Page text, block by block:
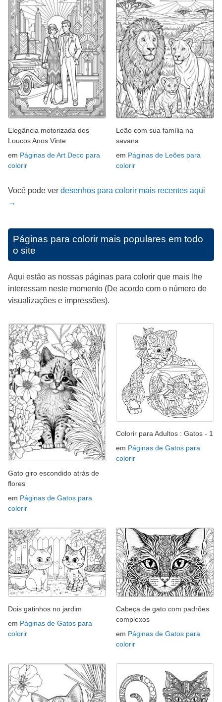
Elegância motorizada dos
Loucos Anos Vinte
em Páginas de Art Deco para
colorir
Leão com sua família na
savana
em Páginas de Leões para
colorir
Você pode ver desenhos para colorir mais recentes aqui
→
Páginas para colorir mais populares em todo
o site
Aqui estão as nossas páginas para colorir que mais lhe
interessam neste momento (De acordo com o número de
visualizações e impressões).
Gato giro escondido atrás de
flores
em Páginas de Gatos para
colorir
Colorir para Adultos : Gatos - 1
em Páginas de Gatos para
colorir
Dois gatinhos no jardim
em Páginas de Gatos para
colorir
Cabeça de gato com padrões
complexos
em Páginas de Gatos para
colorir